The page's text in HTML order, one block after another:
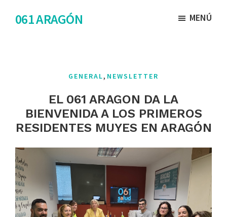
061 ARAGÓN MENÚ
GENERAL, NEWSLETTER
EL 061 ARAGON DA LA
BIENVENIDA A LOS PRIMEROS
RESIDENTES MUYES EN ARAGÓN